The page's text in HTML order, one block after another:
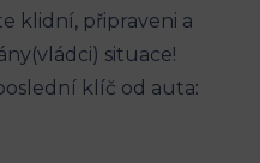
klidní, připraveni a
situace!